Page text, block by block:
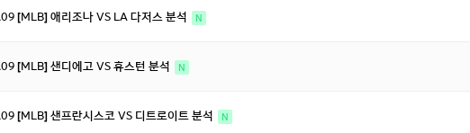
[MLB] 애리조나 VS LA 다저스 분석 N
[MLB] 샌디에고 VS 휴스턴 분석 N
[MLB] 샌프란시스코 VS 디트로이트 분석 N